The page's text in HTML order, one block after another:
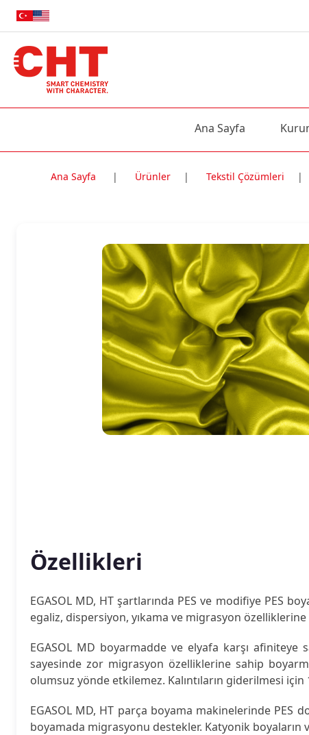
Ana Sayfa
Ana Sayfa | Ürünler | Tekstil Çözümleri |
Özellikleri
EGASOL MD, HT şartlarında PES ve modifiye PES
egaliz, dispersiyon, yıkama ve migrasyon özelliklerine
EGASOL MD boyarmadde ve elyafa karşı afiniteye
sayesinde zor migrasyon özelliklerine sahip
olumsuz yönde etkilemez. Kalıntıların giderilmesi için
EGASOL MD, HT parça boyama makinelerinde PES
boyamada migrasyonu destekler. Katyonik boyaların